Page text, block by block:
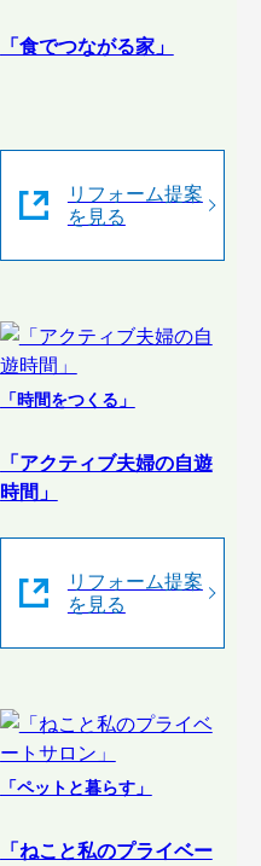
「食でつながる家」
リフォーム提案
を見る
「時間をつくる」
「アクティブ夫婦の自遊
時間」
リフォーム提案
を見る
「ペットと暮らす」
「ねこと私のプライベー